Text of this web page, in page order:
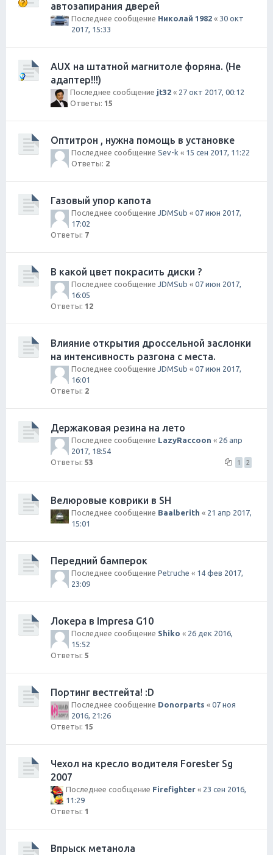
автозапирания дверей
Последнее сообщение Николай 1982 « 30 окт
2017, 15:33
AUX на штатной магнитоле форяна. (Не
адаптер!!!)
Последнее сообщение jt32 « 27 окт 2017, 00:12
Ответы: 15
Оптитрон , нужна помощь в установке
Последнее сообщение Sev-k « 15 сен 2017, 11:22
Ответы: 2
Газовый упор капота
Последнее сообщение JDMSub « 07 июн 2017,
17:02
Ответы: 7
В какой цвет покрасить диски ?
Последнее сообщение JDMSub « 07 июн 2017,
16:05
Ответы: 12
Влияние открытия дроссельной заслонки
на интенсивность разгона с места.
Последнее сообщение JDMSub « 07 июн 2017,
16:01
Ответы: 2
Держаковая резина на лето
Последнее сообщение LazyRaccoon « 26 апр
2017, 18:54
Ответы: 53 1 2
Велюровые коврики в SH
Последнее сообщение Baalberith « 21 апр 2017,
15:01
Передний бамперок
Последнее сообщение Petruche « 14 фев 2017,
23:09
Локера в Impresa G10
Последнее сообщение Shiko « 26 дек 2016,
15:52
Ответы: 5
Портинг вестгейта! :D
Последнее сообщение Donorparts « 07 ноя
2016, 21:26
Ответы: 15
Чехол на кресло водителя Forester Sg
2007
Последнее сообщение Firefighter « 23 сен 2016,
11:29
Ответы: 1
Впрыск метанола